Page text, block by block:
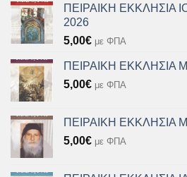
ΠΕΙΡΑΙΚΗ ΕΚΚΛΗΣΙΑ
2026
5,00€ με ΦΠΑ
ΠΕΙΡΑΙΚΗ ΕΚΚΛΗΣΙΑ
5,00€ με ΦΠΑ
ΠΕΙΡΑΙΚΗ ΕΚΚΛΗΣΙΑ
5,00€ με ΦΠΑ